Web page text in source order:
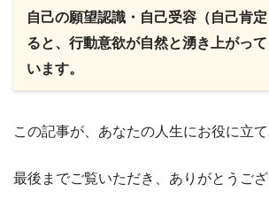
自己の願望認識・自己受容（自己肯
ると、行動意欲が自然と湧き上がっ
います。
この記事が、あなたの人生にお役に立て
最後までご覧いただき、ありがとうござ